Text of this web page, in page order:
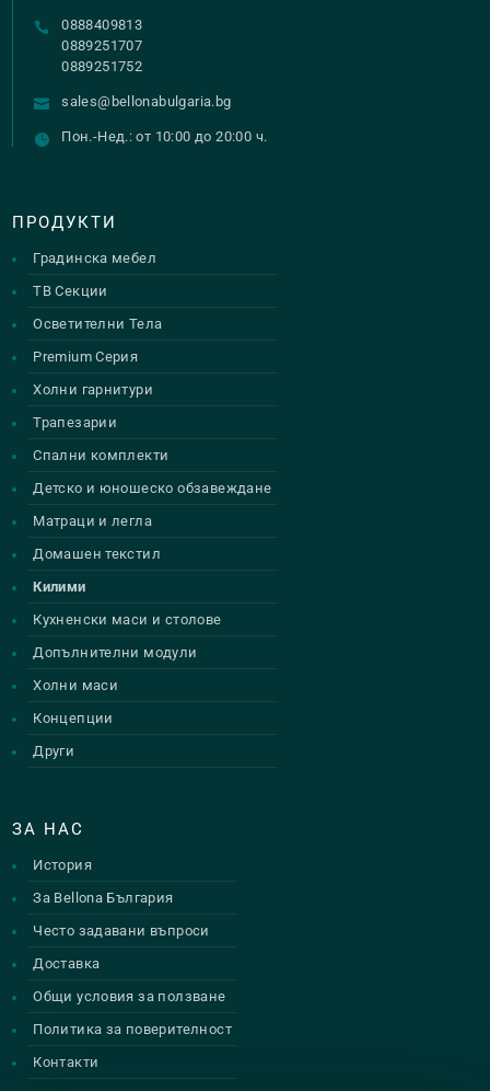
0888409813
0889251707
0889251752
sales@bellonabulgaria.bg
Пон.-Нед.: от 10:00 до 20:00 ч.
ПРОДУКТИ
Градинска мебел
ТВ Секции
Осветителни Тела
Premium Серия
Холни гарнитури
Трапезарии
Спални комплекти
Детско и юношеско обзавеждане
Матраци и легла
Домашен текстил
Килими
Кухненски маси и столове
Допълнителни модули
Холни маси
Концепции
Други
ЗА НАС
История
За Bellona България
Често задавани въпроси
Доставка
Общи условия за ползване
Политика за поверителност
Контакти